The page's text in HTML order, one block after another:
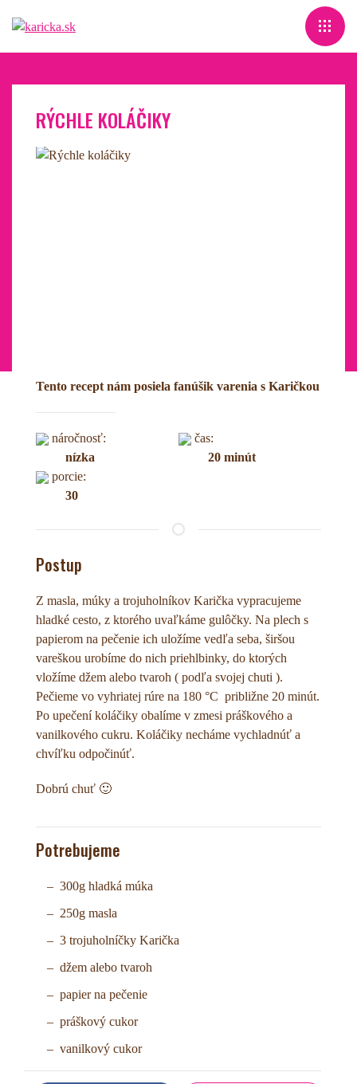
RÝCHLE KOLÁČIKY
Tento recept nám posiela fanúšik varenia s Karičkou
náročnosť:
nízka
čas:
20 minút
porcie:
30
Postup
Z masla, múky a trojuholníkov Karička vypracujeme
hladké cesto, z ktorého uvaľkáme gulôčky. Na plech s
papierom na pečenie ich uložíme vedľa seba, širšou
vareškou urobíme do nich priehlbinky, do ktorých
vložíme džem alebo tvaroh ( podľa svojej chuti ).
Pečieme vo vyhriatej rúre na 180 °C približne 20 minút.
Po upečení koláčiky obalíme v zmesi práškového a
vanilkového cukru. Koláčiky necháme vychladnúť a
chvíľku odpočinúť.
Dobrú chuť 🙂
Potrebujeme
300g hladká múka
250g masla
3 trojuholníčky Karička
džem alebo tvaroh
papier na pečenie
práškový cukor
vanilkový cukor